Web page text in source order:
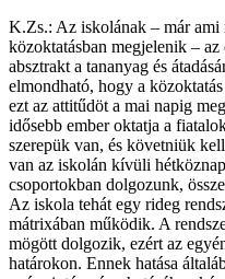
K.Zs.: Az iskolának – már ami
közoktatásban megjelenik –
absztrakt a tananyag és
elmondható, hogy a
ezt az attitűdöt a mai napig
idősebb ember oktatja a
szerepük van, és követniük
van az iskolán kívüli
csoportokban dolgozunk,
Az iskola tehát egy rideg
mátrixában működik. A
mögött dolgozik, ezért az
határokon. Ennek hatása